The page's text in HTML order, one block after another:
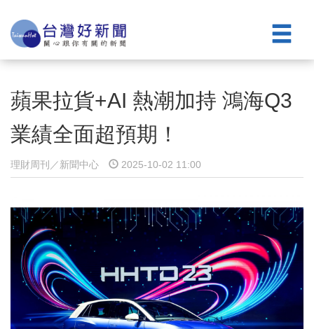
蘋果拉貨+AI 熱潮加持 鴻海Q3
業績全面超預期！
理財周刊／新聞中心 2025-10-02 11:00